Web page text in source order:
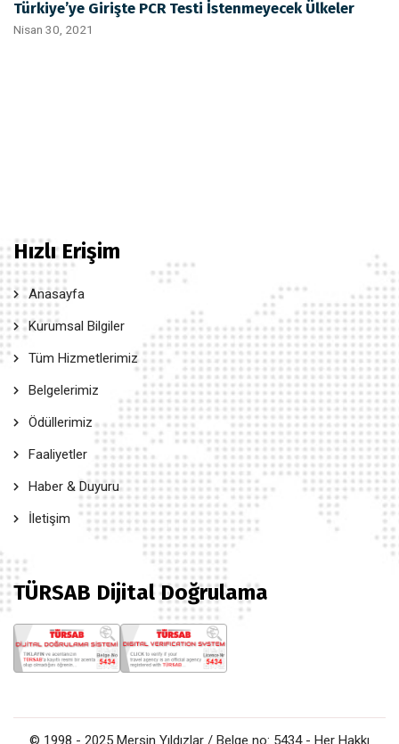
Türkiye’ye Girişte PCR Testi İstenmeyecek Ülkeler
Nisan 30, 2021
Hızlı Erişim
Anasayfa
Kurumsal Bilgiler
Tüm Hizmetlerimiz
Belgelerimiz
Ödüllerimiz
Faaliyetler
Haber & Duyuru
İletişim
TÜRSAB Dijital Doğrulama
© 1998 - 2025 Mersin Yıldızlar / Belge no: 5434 - Her Hakkı